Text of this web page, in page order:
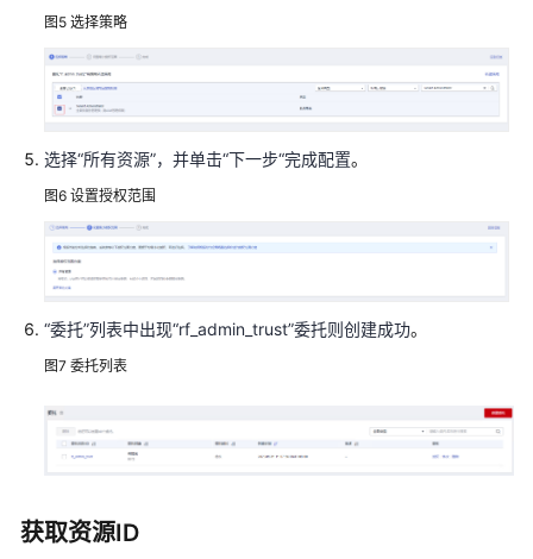
速
开
始
用
快
速
载
记
录
图5 选择策略
选择“所有资源”，并单击“下一步“完成配置。
图6 设置授权范围
“委托”列表中出现“rf_admin_trust”委托则创建成功。
图7 委托列表
获取资源ID